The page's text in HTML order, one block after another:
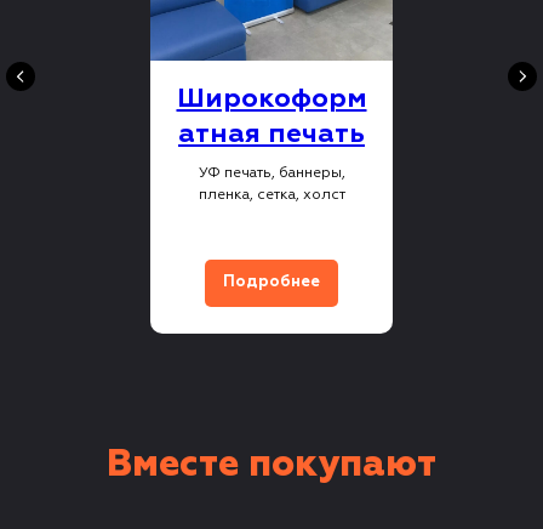
Широкоформ
атная печать
УФ печать, баннеры,
пленка, сетка, холст
Подробнее
Вместе покупают